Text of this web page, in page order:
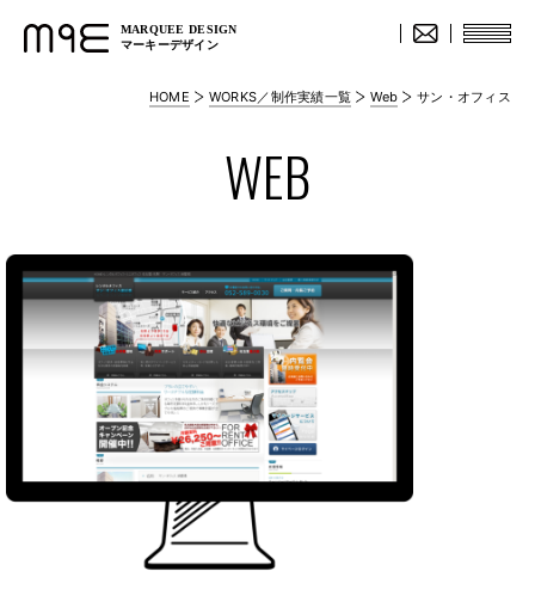
MARQUEE DESIGN
マーキーデザイン
HOME WORKS／制作実績一覧 Web サン・オフィス
WEB